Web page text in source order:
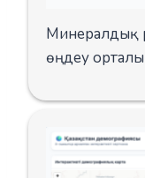
Минералдық
өңдеу